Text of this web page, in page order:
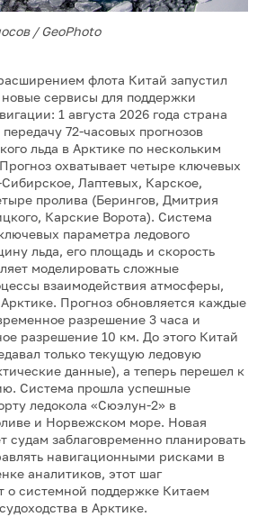
/ GeoPhoto
флота Китай запустил
сервисы для поддержки
1 августа 2026 года страна
72-часовых прогнозов
льда в Арктике по нескольким
охватывает четыре ключевых
Лаптевых, Карское,
пролива (Берингов, Дмитрия
Карские Ворота). Система
параметра ледового
льда, его площадь и скорость
моделировать сложные
взаимодействия атмосферы,
Прогноз обновляется каждые
разрешение 3 часа и
разрешение 10 км. До этого Китай
только текущую ледовую
данные), а теперь перешел к
Система прошла успешные
ледокола «Сюэлун-2» в
и Норвежском море. Новая
судам заблаговременно планировать
навигационными рисками в
аналитиков, этот шаг
о системной поддержке Китаем
в Арктике.